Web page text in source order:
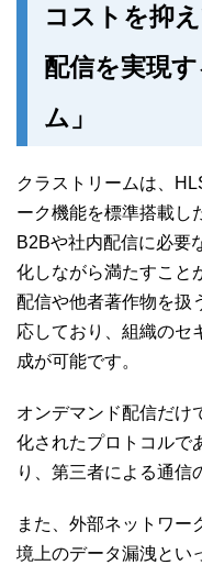
コストを抑
配信を実現
ム」
クラストリームは、
ーク機能を標準搭載し
B2Bや社内配信に必要
化しながら満たすこと
配信や他者著作物を扱
応しており、組織のセ
成が可能です。
オンデマンド配信だけ
化されたプロトコルで
り、第三者による通信
また、外部ネットワー
境上のデータ漏洩とい